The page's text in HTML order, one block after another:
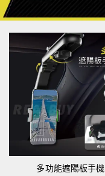
多功能遮陽板手機